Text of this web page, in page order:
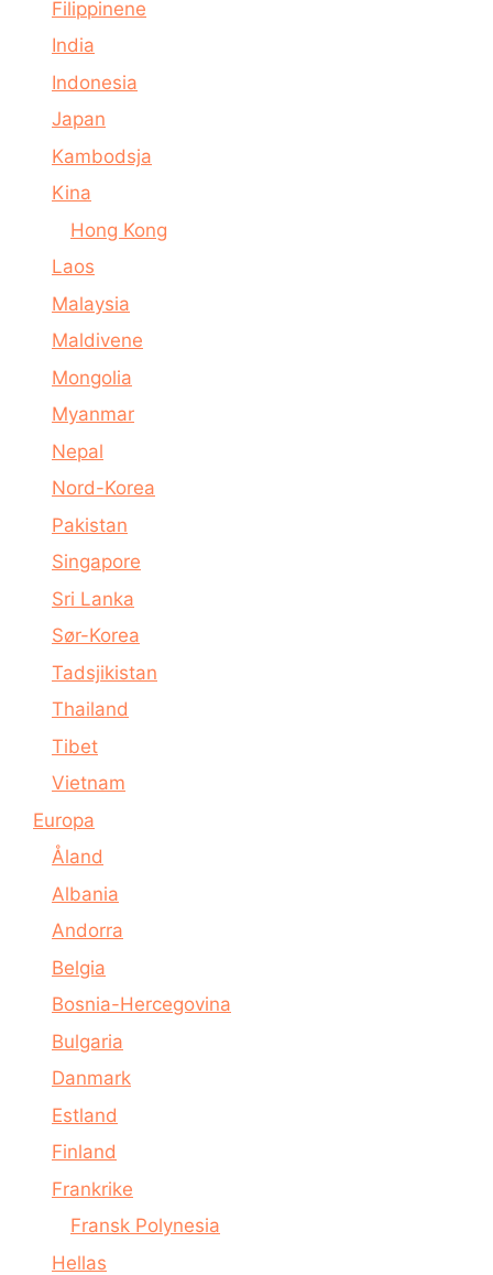
Filippinene
India
Indonesia
Japan
Kambodsja
Kina
Hong Kong
Laos
Malaysia
Maldivene
Mongolia
Myanmar
Nepal
Nord-Korea
Pakistan
Singapore
Sri Lanka
Sør-Korea
Tadsjikistan
Thailand
Tibet
Vietnam
Europa
Åland
Albania
Andorra
Belgia
Bosnia-Hercegovina
Bulgaria
Danmark
Estland
Finland
Frankrike
Fransk Polynesia
Hellas